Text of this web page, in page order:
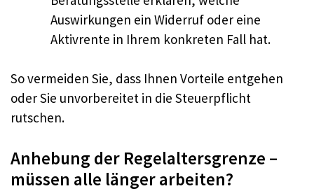
Auswirkungen ein Widerruf oder eine
Aktivrente in Ihrem konkreten Fall hat.
So vermeiden Sie, dass Ihnen Vorteile entgehen
oder Sie unvorbereitet in die Steuerpflicht
rutschen.
Anhebung der Regelaltersgrenze –
müssen alle länger arbeiten?